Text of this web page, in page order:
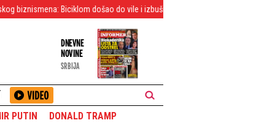
došao do vile i izbušio prozore spavaće sobe
DNEVNE
NOVINE
SRBIJA
PUTIN DONALD TRAMP